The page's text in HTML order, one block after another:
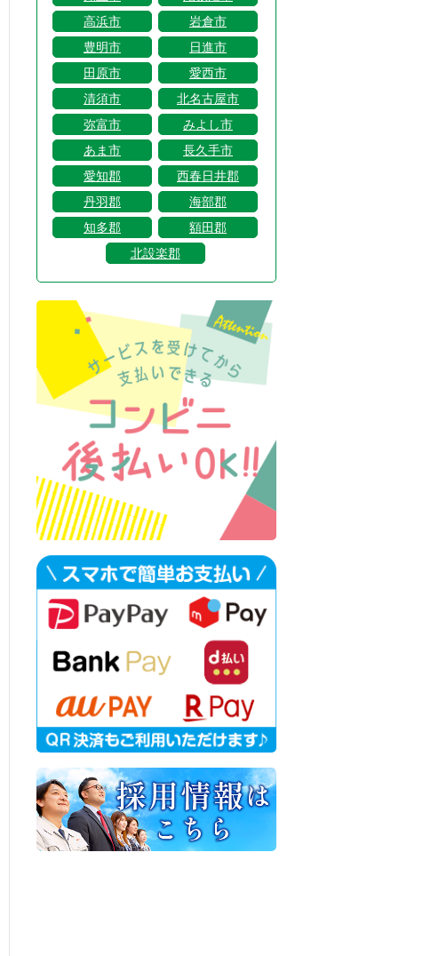
高浜市
岩倉市
豊明市
日進市
田原市
愛西市
清須市
北名古屋市
弥富市
みよし市
あま市
長久手市
愛知郡
西春日井郡
丹羽郡
海部郡
知多郡
額田郡
北設楽郡